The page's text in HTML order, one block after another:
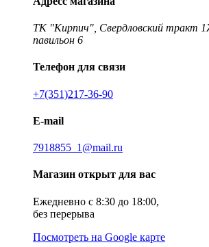
ТК "Кирпич", Свердловский тракт
павильон 6
Телефон для связи
+7(351)217-36-90
E-mail
7918855_1@mail.ru
Магазин открыт для вас
Ежедневно с 8:30 до 18:00,
без перерыва
Посмотреть на Google карте